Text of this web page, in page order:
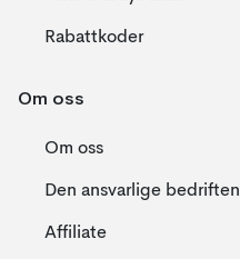
Rabattkoder
Om oss
Om oss
Den ansvarlige bedriften
Affiliate